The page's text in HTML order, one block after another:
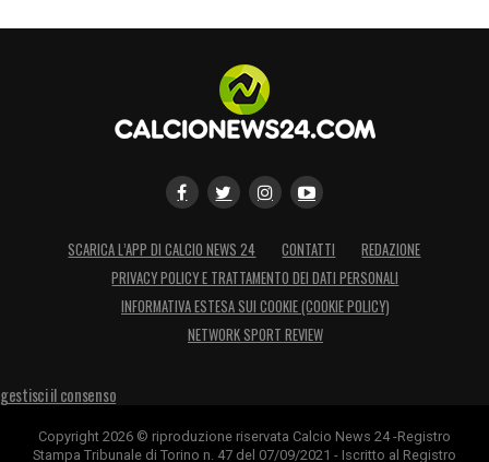
SCARICA L’APP DI CALCIO NEWS 24 CONTATTI
REDAZIONE
PRIVACY POLICY E TRATTAMENTO DEI DATI PERSONALI
INFORMATIVA ESTESA SUI COOKIE (COOKIE POLICY)
NETWORK SPORT REVIEW
gestisci il consenso
Copyright 2026 © riproduzione riservata Calcio News 24 -Registro
Stampa Tribunale di Torino n. 47 del 07/09/2021 - Iscritto al Registro